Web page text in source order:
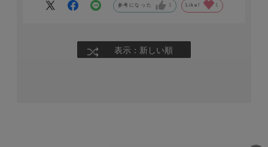
参考になった 1 Like! 1
表示：新しい順